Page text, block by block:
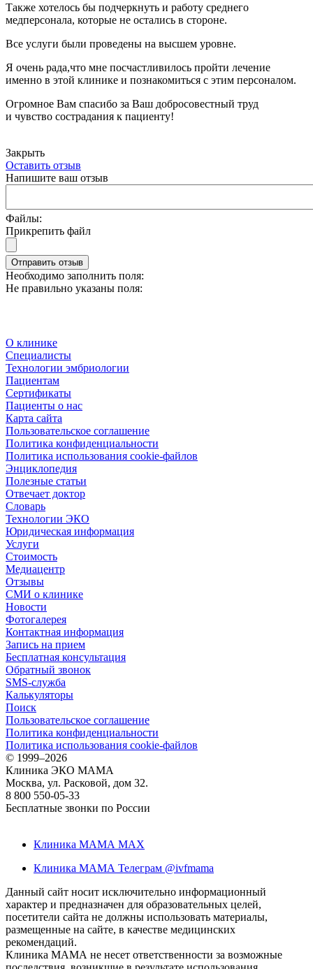
Также хотелось бы подчеркнуть и работу среднего
медперсонала, которые не остались в стороне.
Все услуги были проведены на высшем уровне.
Я очень рада,что мне посчастливилось пройти лечение
именно в этой клинике и познакомиться с этим персоналом.
Огромное Вам спасибо за Ваш добросовестный труд
и чувство сострадания к пациенту!
Закрыть
Оставить отзыв
Напишите ваш отзыв
Файлы:
Прикрепить файл
Отправить отзыв
Необходимо заполнить поля:
Не правильно указаны поля:
О клинике
Специалисты
Технологии эмбриологии
Пациентам
Сертификаты
Пациенты о нас
Карта сайта
Пользовательское соглашение
Политика конфиденциальности
Политика использования cookie-файлов
Энциклопедия
Полезные статьи
Отвечает доктор
Словарь
Технологии ЭКО
Юридическая информация
Услуги
Стоимость
Медиацентр
Отзывы
СМИ о клинике
Новости
Фотогалерея
Контактная информация
Запись на прием
Бесплатная консультация
Обратный звонок
SMS-служба
Калькуляторы
Поиск
Пользовательское соглашение
Политика конфиденциальности
Политика использования cookie-файлов
© 1999–2026
Клиника ЭКО МАМА
Москва, ул. Расковой, дом 32.
8 800 550-05-33
Бесплатные звонки по России
Клиника МАМА MAX
Клиника МАМА Телеграм @ivfmama
Данный сайт носит исключительно информационный
характер и предназначен для образовательных целей,
посетители сайта не должны использовать материалы,
размещенные на сайте, в качестве медицинских
рекомендаций.
Клиника МАМА не несет ответственности за возможные